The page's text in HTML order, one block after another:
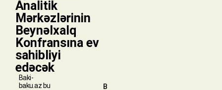
Analitik
Mərkəzlərinin
Beynəlxalq
Konfransına ev
sahibliyi
edəcək
Baki-
baku.az bu
B